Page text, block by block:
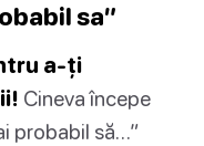
sa”
a-ți
Cineva începe
probabil să…”